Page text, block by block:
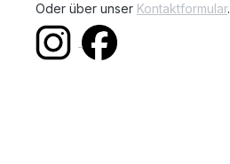
Oder über unser Kontaktformular.